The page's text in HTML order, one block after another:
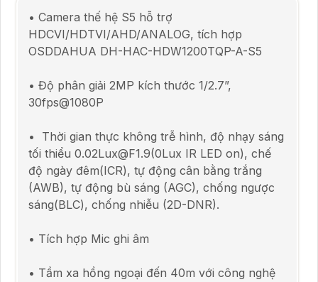
• Camera thế hệ S5 hỗ trợ
HDCVI/HDTVI/AHD/ANALOG, tích hợp
OSDDAHUA DH-HAC-HDW1200TQP-A-S5
• Độ phân giải 2MP kích thước 1/2.7”,
30fps@1080P
• Thời gian thực không trễ hình, độ nhạy sáng
tối thiểu 0.02Lux@F1.9(0Lux IR LED on), chế
độ ngày đêm(ICR), tự động cân bằng trắng
(AWB), tự động bù sáng (AGC), chống ngược
sáng(BLC), chống nhiễu (2D-DNR).
• Tích hợp Mic ghi âm
• Tầm xa hồng ngoại đến 40m với công nghệ